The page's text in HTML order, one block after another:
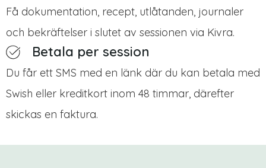
Få dokumentation, recept, utlåtanden, journaler
och bekräftelser i slutet av sessionen via Kivra.
Betala per session
Du får ett SMS med en länk där du kan betala med
Swish eller kreditkort inom 48 timmar, därefter
skickas en faktura.